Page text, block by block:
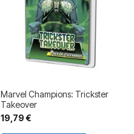
Marvel Champions: Trickster
Takeover
19,79 €